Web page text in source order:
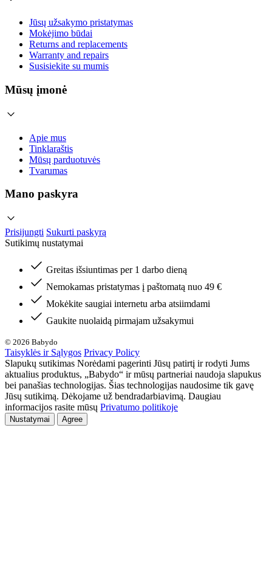
Jūsų užsakymo pristatymas
Mokėjimo būdai
Returns and replacements
Warranty and repairs
Susisiekite su mumis
Mūsų įmonė
Apie mus
Tinklaraštis
Mūsų parduotuvės
Tvarumas
Mano paskyra
Prisijungti Sukurti paskyrą
Sutikimų nustatymai
Greitas išsiuntimas per 1 darbo dieną
Nemokamas pristatymas į paštomatą nuo 49 €
Mokėkite saugiai internetu arba atsiimdami
Gaukite nuolaidą pirmajam užsakymui
© 2026 Babydo
Taisyklės ir Sąlygos Privacy Policy
Slapukų sutikimas Norėdami pagerinti Jūsų patirtį ir rodyti Jums
aktualius produktus, „Babydo“ ir mūsų partneriai naudoja slapukus
bei panašias technologijas. Šias technologijas naudosime tik gavę
Jūsų sutikimą. Dėkojame už bendradarbiavimą. Daugiau
informacijos rasite mūsų Privatumo politikoje
Nustatymai Agree